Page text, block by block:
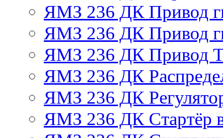
ЯМЗ 236 ДК Привод
ЯМЗ 236 ДК Привод
ЯМЗ 236 ДК Привод
ЯМЗ 236 ДК
ЯМЗ 236 ДК
ЯМЗ 236 ДК Стартёр